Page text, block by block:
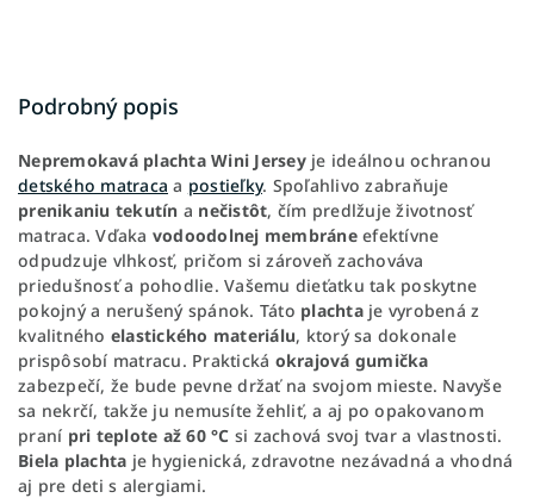
Podrobný popis
Nepremokavá plachta Wini Jerseyje ideálnou ochranou
detského matraca a postieľky. Spoľahlivo zabraňuje
prenikaniu tekutín a nečistôt, čím predlžuje životnosť
matraca. Vďaka vodoodolnej membráneefektívne
odpudzuje vlhkosť, pričom si zároveň zachováva
priedušnosť a pohodlie. Vašemu dieťatku tak poskytne
pokojný a nerušený spánok. Táto plachtaje vyrobená z
kvalitného elastického materiálu, ktorý sa dokonale
prispôsobí matracu. Praktická okrajová gumička
zabezpečí, že bude pevne držať na svojom mieste. Navyše
sa nekrčí, takže ju nemusíte žehliť, a aj po opakovanom
praní pri teplote až 60 °C si zachová svoj tvar a vlastnosti.
Biela plachta je hygienická, zdravotne nezávadná a vhodná
aj pre deti s alergiami.